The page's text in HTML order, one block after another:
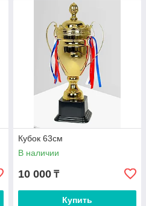
Кубок 63см
В наличии
10 000 ₸
Купить